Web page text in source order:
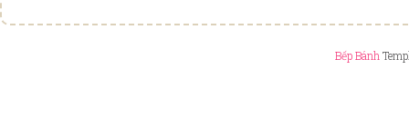
Bếp Bánh